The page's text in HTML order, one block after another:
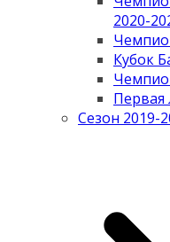
2020-
Кубок
Первая
Сезон 2019-